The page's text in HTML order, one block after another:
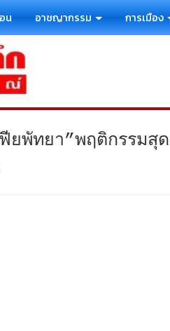
น อาชญากรรม การเมือง
ยพัทยา”พฤติกรรมสุ